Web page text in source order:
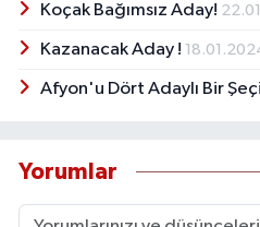
Koçak Bağımsız Aday!
Kazanacak Aday !
Afyon'u Dört Adaylı Bir
Yorumlar